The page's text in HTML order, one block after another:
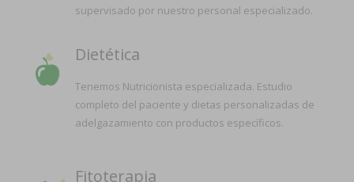
supervisado por nuestro personal especializado.
Dietética
Tenemos Nutricionista especializada. Estudio
completo del paciente y dietas personalizadas de
adelgazamiento con productos específicos.
Fitoterapia